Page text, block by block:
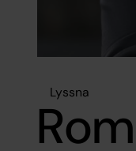
Lyssna